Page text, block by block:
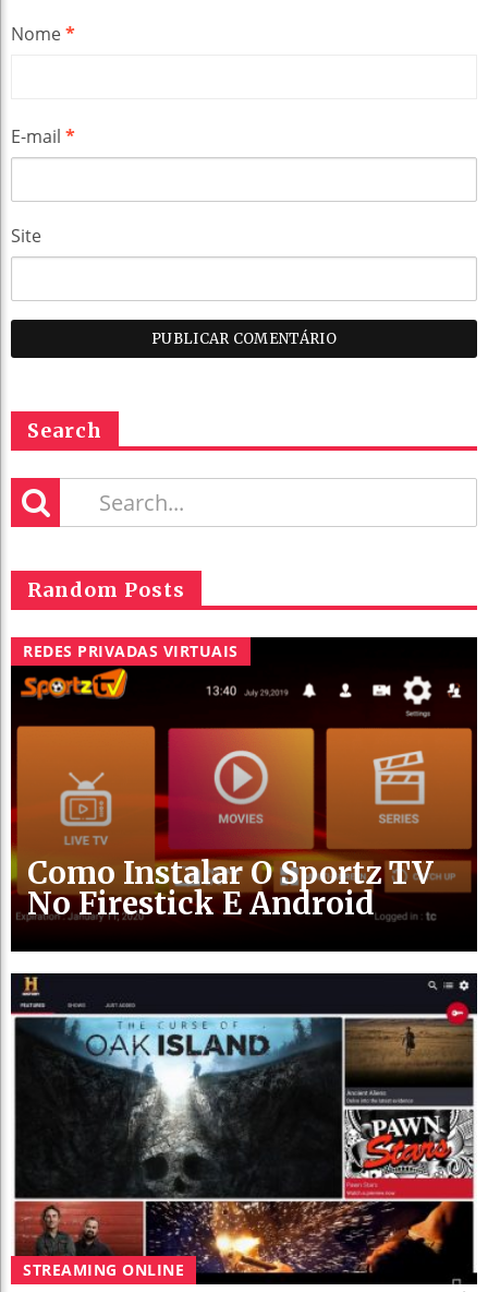
Nome*
E-mail *
Site
Search
Random Posts
REDES PRIVADAS VIRTUAIS
Como Instalar O Sportz TV
No Firestick E Android
STREAMING ONLINE